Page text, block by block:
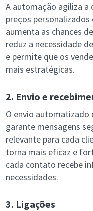
A automação agiliza
preços
aumenta as chances
reduz a necessidade
e permite que os
mais estratégicas.
2. Envio e
O envio automatizado
garante mensagens
relevante para cada
torna mais eficaz e
cada contato recebe
necessidades.
3. Ligações